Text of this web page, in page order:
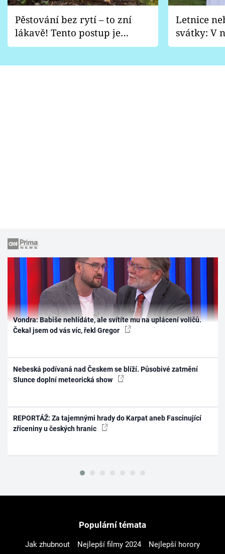
Pěstování bez rytí – to zní
lákavě! Tento postup je
vhodný jen pro některé
Letnice
svátky: V
pondělí
Vondra: Babiše nehlídáte, ale svítíte mu na uplácení voličů.
Čekal jsem od vás víc, řekl Gregor
Nebeská podívaná nad Českem se blíží. Působivé zatmění
Slunce doplní meteorická show
REPORTÁŽ: Za tajemnými hrady do Karpat aneb Fascinující
zříceniny u českých hranic
Populární témata
Jak zhubnout Nejlepší filmy 2024
Nejlepší horory